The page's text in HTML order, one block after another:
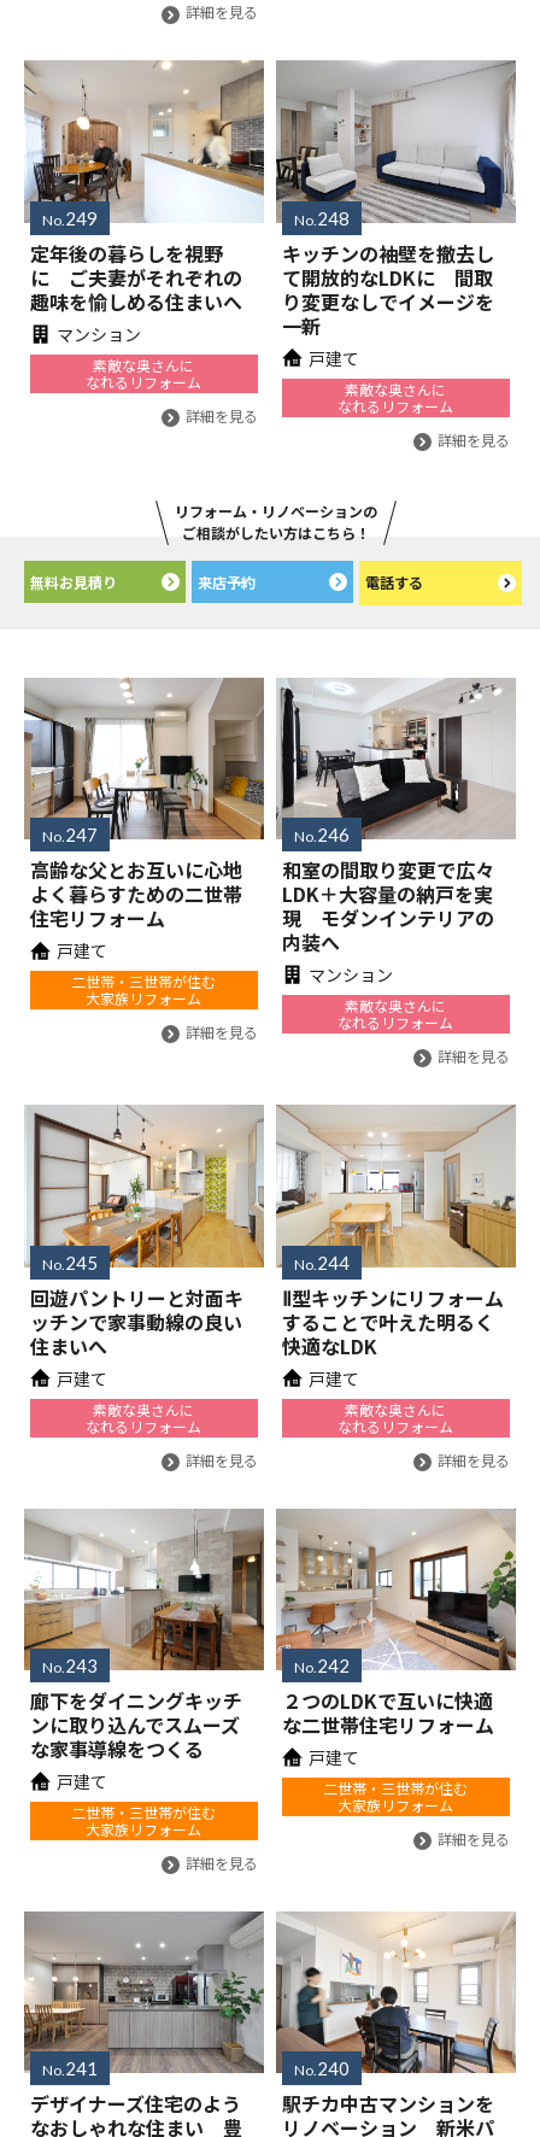
詳細を見る
No. 249
定年後の暮らしを視野
に ご夫妻がそれぞれの
趣味を愉しめる住まいへ
マンション
素敵な奥さんに
なれるリフォーム
詳細を見る
No. 248
キッチンの袖壁を撤去し
て開放的なLDKに 間取
り変更なしでイメージを
一新
戸建て
素敵な奥さんに
なれるリフォーム
詳細を見る
リフォーム・リノベーションの
ご相談がしたい方はこちら！
無料お見積り 来店予約 電話する
No.247
高齢な父とお互いに心地
よく暮らすための二世帯
住宅リフォーム
戸建て
二世帯・三世帯が住む
大家族リフォーム
詳細を見る
No.246
和室の間取り変更で広々
LDK＋大容量の納戸を実
現 モダンインテリアの
内装へ
マンション
素敵な奥さんに
なれるリフォーム
詳細を見る
No. 245
回遊パントリーと対面キ
ッチンで家事動線の良い
住まいへ
戸建て
素敵な奥さんに
なれるリフォーム
詳細を見る
No. 244
Ⅱ型キッチンにリフォーム
することで叶えた明るく
快適なLDK
戸建て
素敵な奥さんに
なれるリフォーム
詳細を見る
No.243
廊下をダイニングキッチ
ンに取り込んでスムーズ
な家事導線をつくる
戸建て
二世帯・三世帯が住む
大家族リフォーム
詳細を見る
No.242
２つのLDKで互いに快適
な二世帯住宅リフォーム
戸建て
二世帯・三世帯が住む
大家族リフォーム
詳細を見る
No.241
デザイナーズ住宅のよう
なおしゃれな住まい 豊
No.240
駅チカ中古マンションを
リノベーション 新米パ